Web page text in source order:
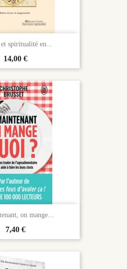
spiritualité en...
Prix
14,00 €
on mange...
Prix
7,40 €